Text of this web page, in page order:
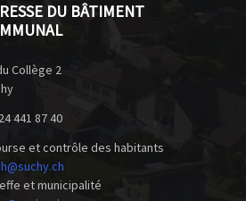
DU BÂTIMENT
Collège 2
441 87 40
et contrôle des habitants
et municipalité